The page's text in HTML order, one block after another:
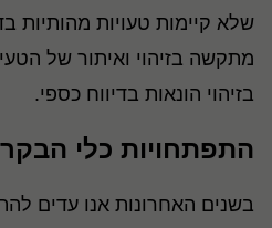
שלא קיימות טעויות מהותיות
מתקשה בזיהוי ואיתור של
בזיהוי הונאות בדיווח כספי.
התפתחויות כלי
בשנים האחרונות אנו עדים